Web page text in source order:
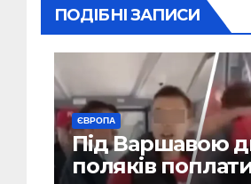
ПОДІБНІ ЗАПИСИ
ЄВРОПА
Під Варшавою
поляків